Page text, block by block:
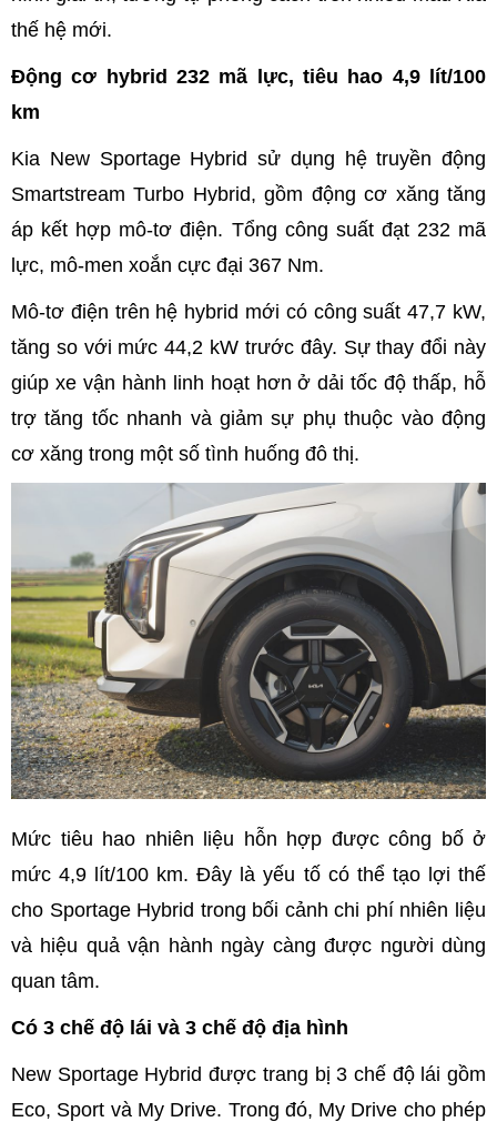
thế hệ mới.
Động cơ hybrid 232 mã lực, tiêu hao 4,9 lít/100
km
Kia New Sportage Hybrid sử dụng hệ truyền động
Smartstream Turbo Hybrid, gồm động cơ xăng tăng
áp kết hợp mô-tơ điện. Tổng công suất đạt 232 mã
lực, mô-men xoắn cực đại 367 Nm.
Mô-tơ điện trên hệ hybrid mới có công suất 47,7 kW,
tăng so với mức 44,2 kW trước đây. Sự thay đổi này
giúp xe vận hành linh hoạt hơn ở dải tốc độ thấp, hỗ
trợ tăng tốc nhanh và giảm sự phụ thuộc vào động
cơ xăng trong một số tình huống đô thị.
Mức tiêu hao nhiên liệu hỗn hợp được công bố ở
mức 4,9 lít/100 km. Đây là yếu tố có thể tạo lợi thế
cho Sportage Hybrid trong bối cảnh chi phí nhiên liệu
và hiệu quả vận hành ngày càng được người dùng
quan tâm.
Có 3 chế độ lái và 3 chế độ địa hình
New Sportage Hybrid được trang bị 3 chế độ lái gồm
Eco, Sport và My Drive. Trong đó, My Drive cho phép